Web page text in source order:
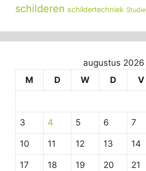
schilderen schildertechniek Studie
augustus 2026
M
D W D V
3 4 5 6 7
10 11 12 13 14
17 18 19 20 21